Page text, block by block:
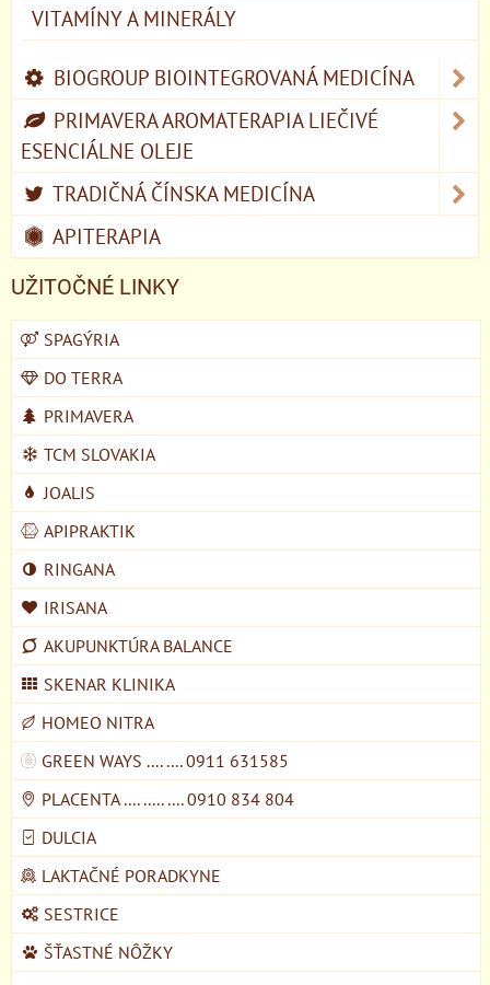
VITAMÍNY A MINERÁLY
BIOGROUP BIOINTEGROVANÁ MEDICÍNA
PRIMAVERA AROMATERAPIA LIEČIVÉ
ESENCIÁLNE OLEJE
TRADIČNÁ ČÍNSKA MEDICÍNA
APITERAPIA
UŽITOČNÉ LINKY
SPAGÝRIA
DO TERRA
PRIMAVERA
TCM SLOVAKIA
JOALIS
APIPRAKTIK
RINGANA
IRISANA
AKUPUNKTÚRA BALANCE
SKENAR KLINIKA
HOMEO NITRA
GREEN WAYS .... .... 0911 631585
PLACENTA .... ..... .... 0910 834 804
DULCIA
LAKTAČNÉ PORADKYNE
SESTRICE
ŠŤASTNÉ NÔŽKY